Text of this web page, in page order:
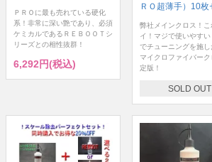
ＰＲＯに最も売れている硬化
系！非常に深い艶であり、必須
ケミカルであるＲＥＢＯＯＴシ
リーズとの相性抜群！
6,292円(税込)
ＲＯ超薄手）10枚
弊社メインクロス！
イ！マジで使いやすい
でチューニングを施し
マイクロファイバー
定版！
SOLD OUT